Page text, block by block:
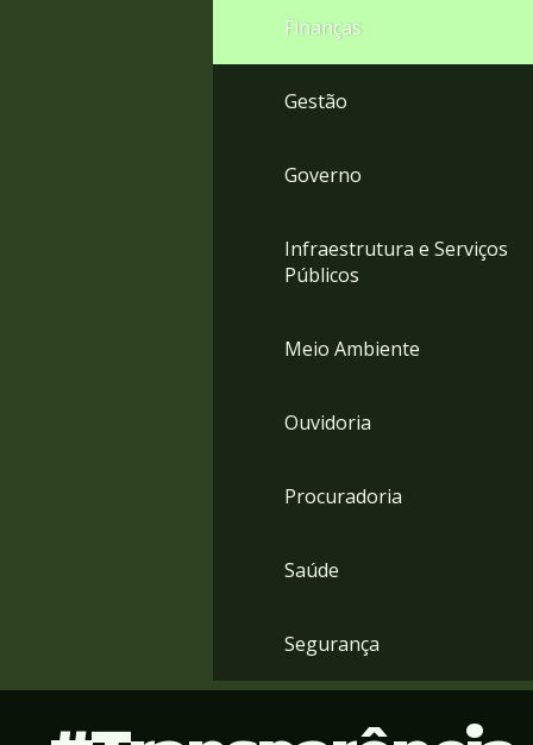
Finanças
Gestão
Governo
Infraestrutura e Serviços
Públicos
Meio Ambiente
Ouvidoria
Procuradoria
Saúde
Segurança